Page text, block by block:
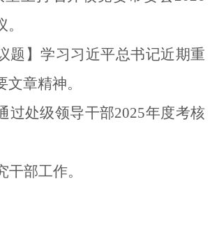
题】学习习近平总书记近期重
章精神。
过处级领导干部2025年度考核
干部工作。